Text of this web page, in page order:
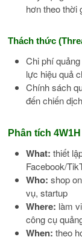
hơn theo thời
Thách thức
Chi phí
lực hiệu quả
Chính sách
đến chiến
Phân tích 4W1H
What: thiết
Facebook/
Who: shop
vụ, startup
Where: làm
công cụ
When: theo